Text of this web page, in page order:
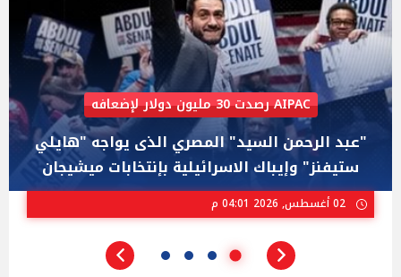
تعرضت للترهيب بسبب موقفها من غزة
شبانة محمود.. قصة صعود كشميرية مسلمة لتولى
منصب وزيرة داخلية بريطانيا مجددا